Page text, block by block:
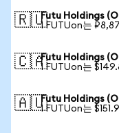
🇷🇺Futu Holdings
1 FUTUon는
🇨🇦Futu Holdings
1 FUTUon는
🇦🇺Futu Holdings
1 FUTUon는